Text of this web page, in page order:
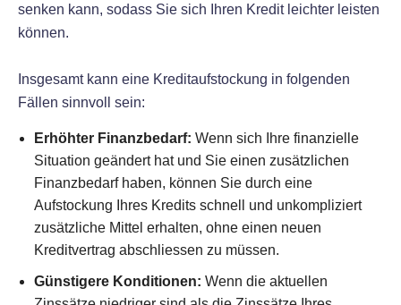
senken kann, sodass Sie sich Ihren Kredit leichter leisten
können.
Insgesamt kann eine Kreditaufstockung in folgenden
Fällen sinnvoll sein:
Erhöhter Finanzbedarf: Wenn sich Ihre finanzielle
Situation geändert hat und Sie einen zusätzlichen
Finanzbedarf haben, können Sie durch eine
Aufstockung Ihres Kredits schnell und unkompliziert
zusätzliche Mittel erhalten, ohne einen neuen
Kreditvertrag abschliessen zu müssen.
Günstigere Konditionen: Wenn die aktuellen